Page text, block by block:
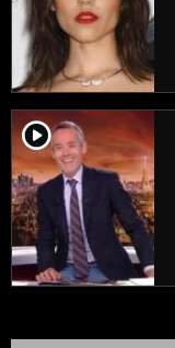
player2